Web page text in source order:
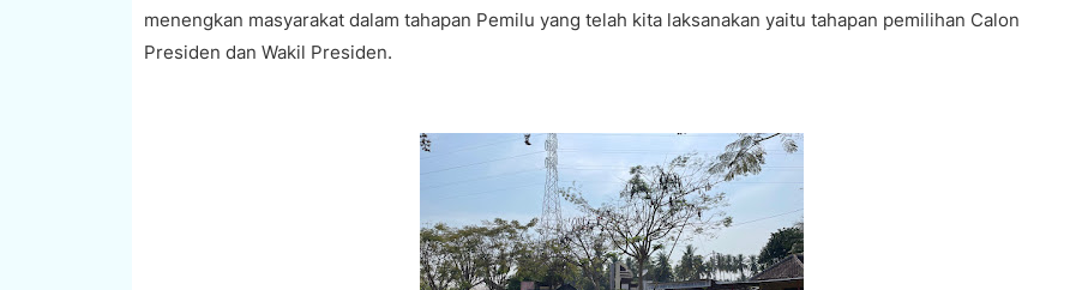
menengkan masyarakat dalam tahapan Pemilu yang telah kita laksanakan yaitu tahapan pemilihan Calon
Presiden dan Wakil Presiden.